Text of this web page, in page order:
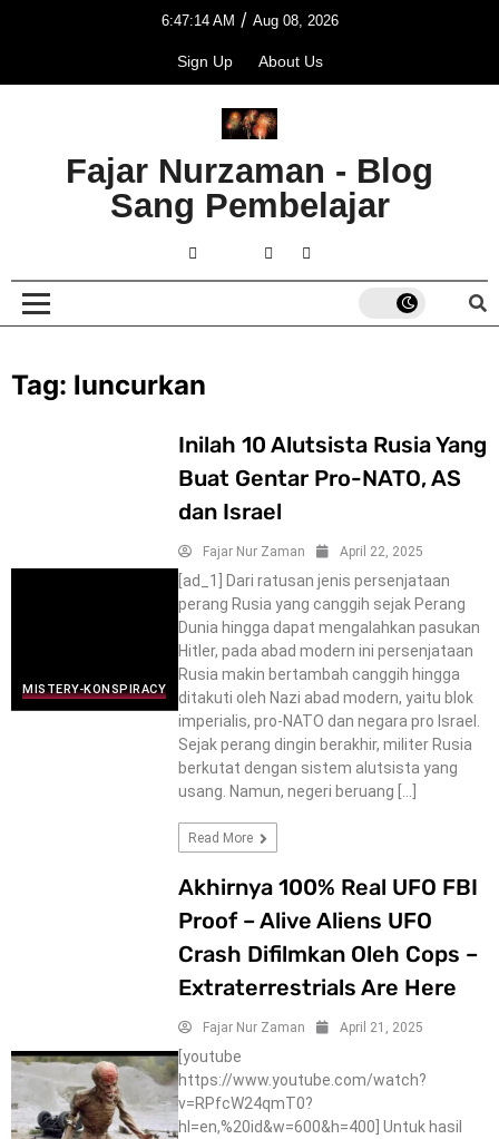
6:47:14 AM / Aug 08, 2026
Sign Up About Us
Fajar Nurzaman - Blog
Sang Pembelajar
Tag: luncurkan
MISTERY-KONSPIRACY
Inilah 10 Alutsista Rusia Yang
Buat Gentar Pro-NATO, AS
dan Israel
Fajar Nur Zaman April 22, 2025
[ad_1] Dari ratusan jenis persenjataan
perang Rusia yang canggih sejak Perang
Dunia hingga dapat mengalahkan pasukan
Hitler, pada abad modern ini persenjataan
Rusia makin bertambah canggih hingga
ditakuti oleh Nazi abad modern, yaitu blok
imperialis, pro-NATO dan negara pro Israel.
Sejak perang dingin berakhir, militer Rusia
berkutat dengan sistem alutsista yang
usang. Namun, negeri beruang […]
Read More
Akhirnya 100% Real UFO FBI
Proof – Alive Aliens UFO
Crash Difilmkan Oleh Cops –
Extraterrestrials Are Here
Fajar Nur Zaman April 21, 2025
[youtube
https://www.youtube.com/watch?
v=RPfcW24qmT0?
hl=en,%20id&w=600&h=400] Untuk hasil